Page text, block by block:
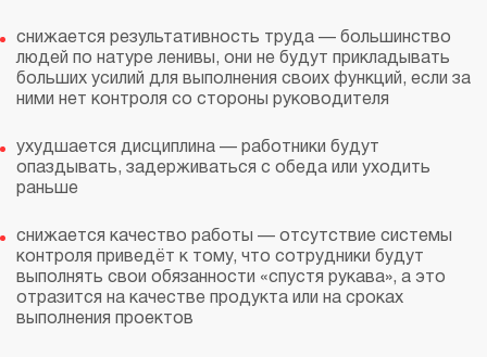
снижается результативность труда — большинство
людей по натуре ленивы, они не будут прикладывать
больших усилий для выполнения своих функций, если за
ними нет контроля со стороны руководителя
ухудшается дисциплина — работники будут
опаздывать, задерживаться с обеда или уходить
раньше
снижается качество работы — отсутствие системы
контроля приведёт к тому, что сотрудники будут
выполнять свои обязанности «спустя рукава», а это
отразится на качестве продукта или на сроках
выполнения проектов